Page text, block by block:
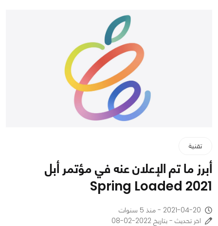
تقنية
أبرز ما تم الإعلان عنه في مؤتمر أبل
Spring Loaded 2021
2021-04-20 - منذ 5 سنوات
اخر تحديث - بتاريخ 2022-02-08